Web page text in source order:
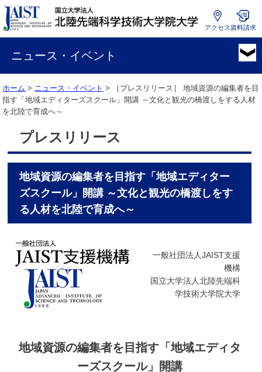
国
学
法
人
北
端
アクセス 資料請求
ニュース・イベント
ホーム > ニュース・イベント > ［プレスリリース］地域資源の編集者を目
指す「地域エディターズスクール」開講 ～文化と観光の橋渡しをする人材
を北陸で育成へ～
プレスリリース
地域資源の編集者を目指す「地域エディター
ズスクール」開講 ～文化と観光の橋渡しをす
る人材を北陸で育成へ～
一般社団法人JAIST支援
機構
国立大学法人北陸先端科
学技術大学院大学
地域資源の編集者を目指す「地域エディタ
ーズスクール」開講